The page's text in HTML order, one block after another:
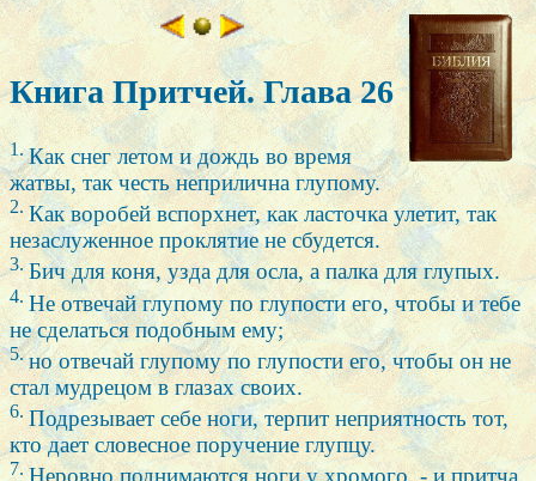
Книга Притчей. Глава 26
1.Как снег летом и дождь во время
жатвы, так честь неприлична глупому.
2.Как воробей вспорхнет, как ласточка улетит, так
незаслуженное проклятие не сбудется.
3. Бич для коня, узда для осла, а палка для глупых.
4.Не отвечай глупому по глупости его, чтобы и тебе
не сделаться подобным ему;
5.но отвечай глупому по глупости его, чтобы он не
стал мудрецом в глазах своих.
6.Подрезывает себе ноги, терпит неприятность тот,
кто дает словесное поручение глупцу.
7.